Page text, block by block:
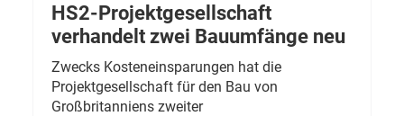
HS2-Projektgesellschaft
verhandelt zwei Bauumfänge neu
Zwecks Kosteneinsparungen hat die
Projektgesellschaft für den Bau von
Großbritanniens zweiter